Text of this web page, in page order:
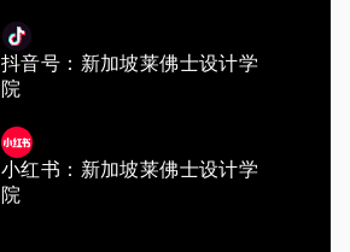
抖音号：新加坡莱佛士设计学
院
小红书：新加坡莱佛士设计学
院